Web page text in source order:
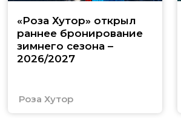
«Роза Хутор» открыл
раннее бронирование
зимнего сезона –
2026/2027
Роза Хутор